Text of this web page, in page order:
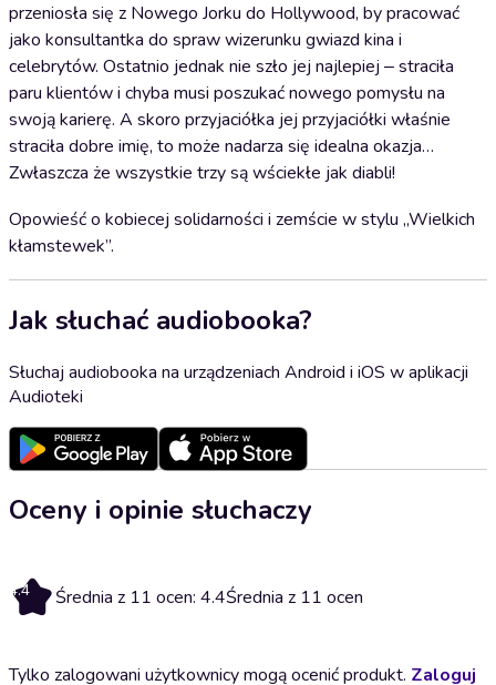
przeniosła się z Nowego Jorku do Hollywood, by pracować
jako konsultantka do spraw wizerunku gwiazd kina i
celebrytów. Ostatnio jednak nie szło jej najlepiej ‒ straciła
paru klientów i chyba musi poszukać nowego pomysłu na
swoją karierę. A skoro przyjaciółka jej przyjaciółki właśnie
straciła dobre imię, to może nadarza się idealna okazja…
Zwłaszcza że wszystkie trzy są wściekłe jak diabli!
Opowieść o kobiecej solidarności i zemście w stylu „Wielkich
kłamstewek”.
Jak słuchać audiobooka?
Słuchaj audiobooka na urządzeniach Android i iOS w aplikacji
Audioteki
Oceny i opinie słuchaczy
4.4 Średnia z 11 ocen: 4.4Średnia z 11 ocen
Tylko zalogowani użytkownicy mogą ocenić produkt. Zaloguj